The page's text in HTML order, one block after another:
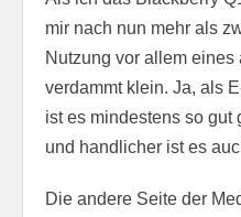
mir nach nun mehr als
Nutzung vor allem
verdammt klein. Ja, als
ist es mindestens so
und handlicher ist es
Die andere Seite der